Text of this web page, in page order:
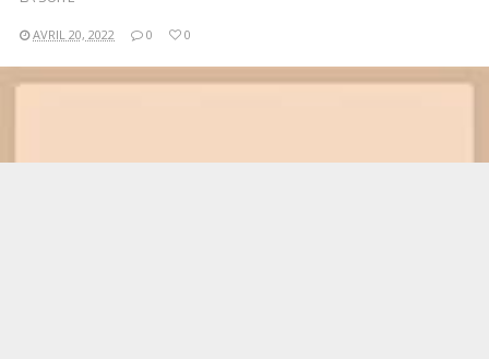
AVRIL 20, 2022 0 0